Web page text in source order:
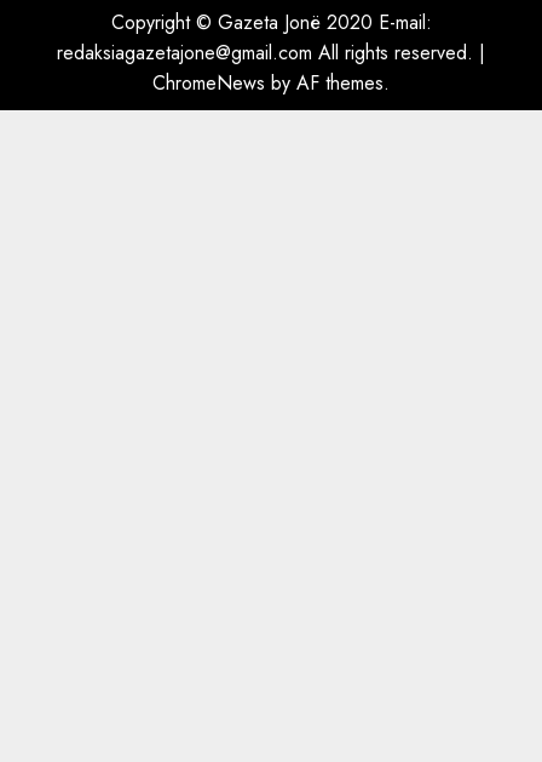
ngjau me Talo Çelën”,
dëshmia e Nuredin Dumanit
flet për PERSONAT që e
plagosën!
Copyright © Gazeta Jonë 2020 E-mail:
redaksiagazetajone@gmail.com All rights reserved. |
ChromeNews by AF themes.